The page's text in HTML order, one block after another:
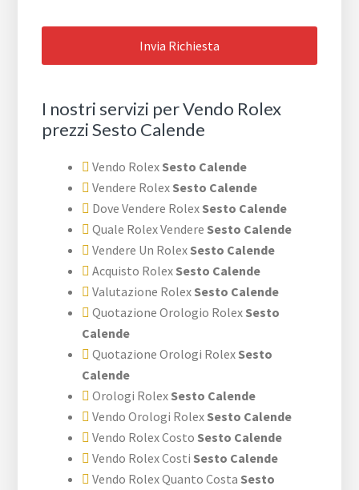
I nostri servizi per Vendo Rolex
prezzi Sesto Calende
Vendo Rolex Sesto Calende
Vendere Rolex Sesto Calende
Dove Vendere Rolex Sesto Calende
Quale Rolex Vendere Sesto Calende
Vendere Un Rolex Sesto Calende
Acquisto Rolex Sesto Calende
Valutazione Rolex Sesto Calende
Quotazione Orologio Rolex Sesto
Calende
Quotazione Orologi Rolex Sesto
Calende
Orologi Rolex Sesto Calende
Vendo Orologi Rolex Sesto Calende
Vendo Rolex Costo Sesto Calende
Vendo Rolex Costi Sesto Calende
Vendo Rolex Quanto Costa Sesto